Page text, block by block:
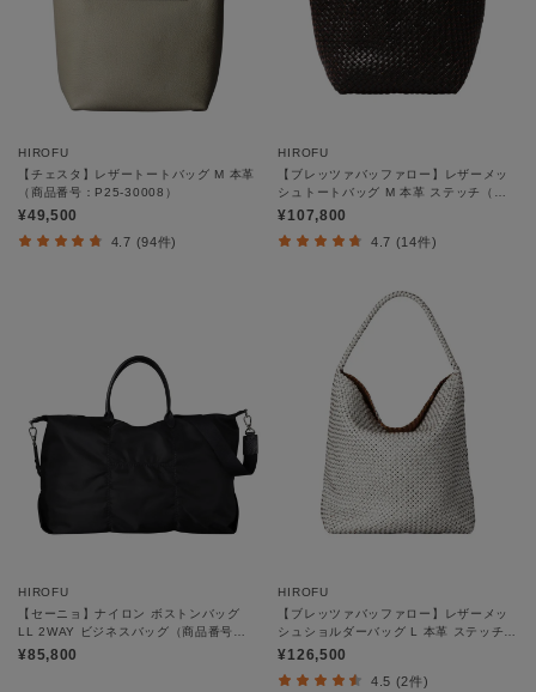
HIROFU
【チェスタ】レザートートバッグ M 本革
（商品番号：P25-30008）
¥49,500
4.7 (94件)
HIROFU
【ブレッツァバッファロー】レザーメッ
シュトートバッグ M 本革 ステッチ（商
品番号：P25-30413）
¥107,800
4.7 (14件)
HIROFU
【セーニョ】ナイロン ボストンバッグ
LL 2WAY ビジネスバッグ（商品番号：
P25－39643）
¥85,800
HIROFU
【ブレッツァバッファロー】レザーメッ
シュショルダーバッグ L 本革 ステッチ
（商品番号：P25-30620）
¥126,500
4.5 (2件)